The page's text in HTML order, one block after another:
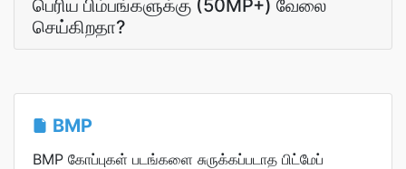
பெரிய பிம்பங்களுக்கு (50MP+) வேலை
செய்கிறதா?
BMP
BMP கோப்புகள் படங்களை சுருக்கப்படாத பிட்மேப்